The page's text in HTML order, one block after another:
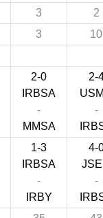
3
2
3 10
2-0
IRBSA
-
MMSA
2-
-
1-3
IRBSA
-
IRBY
4-
-